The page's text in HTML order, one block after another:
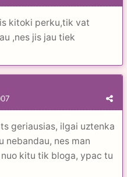
kitoki perku,tik vat
,nes jis jau tiek
geriausias, ilgai uztenka
nebandau, nes man
kitu tik bloga, ypac tu